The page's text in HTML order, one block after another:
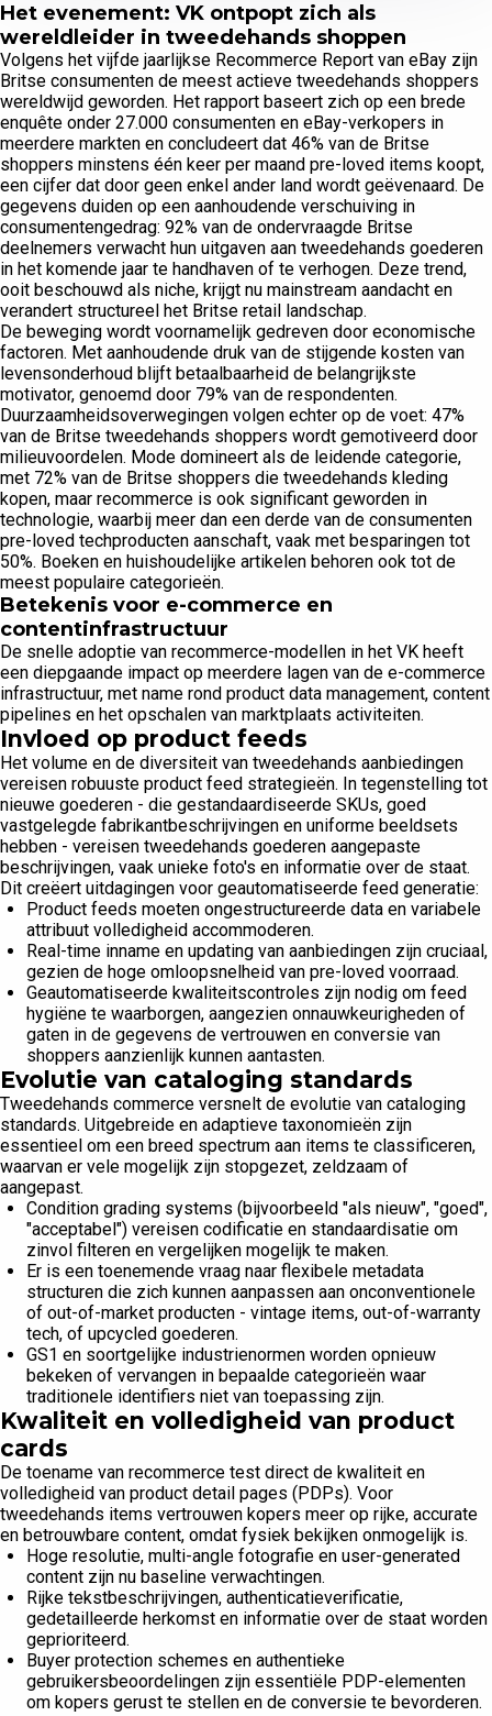
Het evenement: VK ontpopt zich als
wereldleider in tweedehands shoppen
Volgens het vijfde jaarlijkse Recommerce Report van eBay zijn
Britse consumenten de meest actieve tweedehands shoppers
wereldwijd geworden. Het rapport baseert zich op een brede
enquête onder 27.000 consumenten en eBay-verkopers in
meerdere markten en concludeert dat 46% van de Britse
shoppers minstens één keer per maand pre-loved items koopt,
een cijfer dat door geen enkel ander land wordt geëvenaard. De
gegevens duiden op een aanhoudende verschuiving in
consumentengedrag: 92% van de ondervraagde Britse
deelnemers verwacht hun uitgaven aan tweedehands goederen
in het komende jaar te handhaven of te verhogen. Deze trend,
ooit beschouwd als niche, krijgt nu mainstream aandacht en
verandert structureel het Britse retail landschap.
De beweging wordt voornamelijk gedreven door economische
factoren. Met aanhoudende druk van de stijgende kosten van
levensonderhoud blijft betaalbaarheid de belangrijkste
motivator, genoemd door 79% van de respondenten.
Duurzaamheidsoverwegingen volgen echter op de voet: 47%
van de Britse tweedehands shoppers wordt gemotiveerd door
milieuvoordelen. Mode domineert als de leidende categorie,
met 72% van de Britse shoppers die tweedehands kleding
kopen, maar recommerce is ook significant geworden in
technologie, waarbij meer dan een derde van de consumenten
pre-loved techproducten aanschaft, vaak met besparingen tot
50%. Boeken en huishoudelijke artikelen behoren ook tot de
meest populaire categorieën.
Betekenis voor e-commerce en
contentinfrastructuur
De snelle adoptie van recommerce-modellen in het VK heeft
een diepgaande impact op meerdere lagen van de e-commerce
infrastructuur, met name rond product data management, content
pipelines en het opschalen van marktplaats activiteiten.
Invloed op product feeds
Het volume en de diversiteit van tweedehands aanbiedingen
vereisen robuuste product feed strategieën. In tegenstelling tot
nieuwe goederen - die gestandaardiseerde SKUs, goed
vastgelegde fabrikantbeschrijvingen en uniforme beeldsets
hebben - vereisen tweedehands goederen aangepaste
beschrijvingen, vaak unieke foto's en informatie over de staat.
Dit creëert uitdagingen voor geautomatiseerde feed generatie:
Product feeds moeten ongestructureerde data en variabele
attribuut volledigheid accommoderen.
Real-time inname en updating van aanbiedingen zijn cruciaal,
gezien de hoge omloopsnelheid van pre-loved voorraad.
Geautomatiseerde kwaliteitscontroles zijn nodig om feed
hygiëne te waarborgen, aangezien onnauwkeurigheden of
gaten in de gegevens de vertrouwen en conversie van
shoppers aanzienlijk kunnen aantasten.
Evolutie van cataloging standards
Tweedehands commerce versnelt de evolutie van cataloging
standards. Uitgebreide en adaptieve taxonomieën zijn
essentieel om een breed spectrum aan items te classificeren,
waarvan er vele mogelijk zijn stopgezet, zeldzaam of
aangepast.
Condition grading systems (bijvoorbeeld "als nieuw", "goed",
"acceptabel") vereisen codificatie en standaardisatie om
zinvol filteren en vergelijken mogelijk te maken.
Er is een toenemende vraag naar flexibele metadata
structuren die zich kunnen aanpassen aan onconventionele
of out-of-market producten - vintage items, out-of-warranty
tech, of upcycled goederen.
GS1 en soortgelijke industrienormen worden opnieuw
bekeken of vervangen in bepaalde categorieën waar
traditionele identifiers niet van toepassing zijn.
Kwaliteit en volledigheid van product
cards
De toename van recommerce test direct de kwaliteit en
volledigheid van product detail pages (PDPs). Voor
tweedehands items vertrouwen kopers meer op rijke, accurate
en betrouwbare content, omdat fysiek bekijken onmogelijk is.
Hoge resolutie, multi-angle fotografie en user-generated
content zijn nu baseline verwachtingen.
Rijke tekstbeschrijvingen, authenticatieverificatie,
gedetailleerde herkomst en informatie over de staat worden
geprioriteerd.
Buyer protection schemes en authentieke
gebruikersbeoordelingen zijn essentiële PDP-elementen
om kopers gerust te stellen en de conversie te bevorderen.